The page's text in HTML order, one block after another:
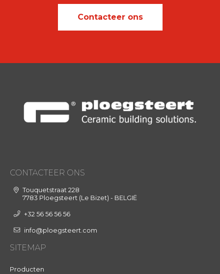
Contacteer ons
CONTACTEER ONS
Touquetstraat 228
7783 Ploegsteert (Le Bizet) - BELGIË
+32 56 56 56 56
info@ploegsteert.com
SITEMAP
Producten